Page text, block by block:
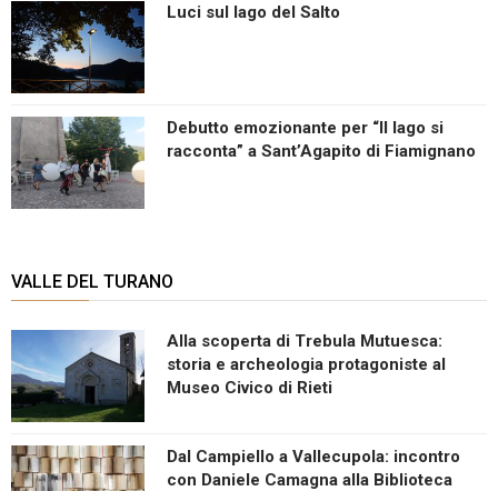
Luci sul lago del Salto
Debutto emozionante per “Il lago si
racconta” a Sant’Agapito di Fiamignano
VALLE DEL TURANO
Alla scoperta di Trebula Mutuesca:
storia e archeologia protagoniste al
Museo Civico di Rieti
Dal Campiello a Vallecupola: incontro
con Daniele Camagna alla Biblioteca